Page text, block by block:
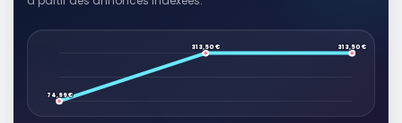
74,99 €
313,50 € 313,50 €